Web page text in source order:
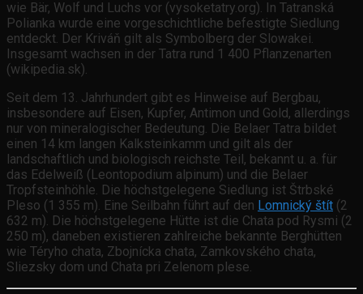
wie Bär, Wolf und Luchs vor (vysoketatry.org). In Tatranská
Polianka wurde eine vorgeschichtliche befestigte Siedlung
entdeckt. Der Kriváň gilt als Symbolberg der Slowakei.
Insgesamt wachsen in der Tatra rund 1 400 Pflanzenarten
(wikipedia.sk).
Seit dem 13. Jahrhundert gibt es Hinweise auf Bergbau,
insbesondere auf Eisen, Kupfer, Antimon und Gold, allerdings
nur von mineralogischer Bedeutung. Die Belaer Tatra bildet
einen 14 km langen Kalksteinkamm und gilt als der
landschaftlich und biologisch reichste Teil, bekannt u. a. für
das Edelweiß (Leontopodium alpinum) und die Belaer
Tropfsteinhöhle. Die höchstgelegene Siedlung ist Štrbské
Pleso (1 355 m). Eine Seilbahn führt auf den Lomnický štít (2
632 m). Die höchstgelegene Hütte ist die Chata pod Rysmi (2
250 m), daneben existieren zahlreiche bekannte Berghütten
wie Téryho chata, Zbojnícka chata, Zamkovského chata,
Sliezsky dom und Chata pri Zelenom plese.